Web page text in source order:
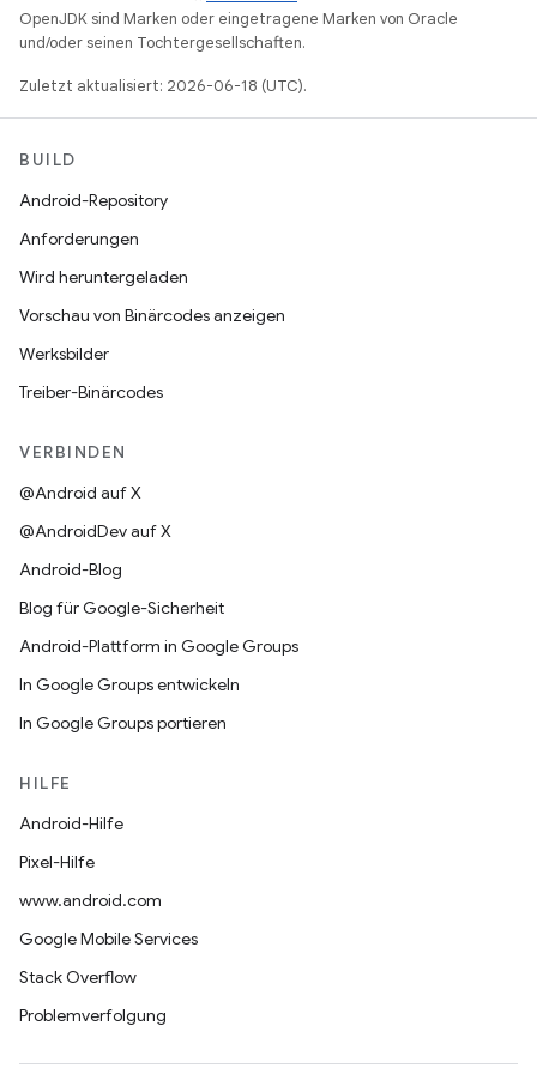
OpenJDK sind Marken oder eingetragene Marken von Oracle
und/oder seinen Tochtergesellschaften.
Zuletzt aktualisiert: 2026-06-18 (UTC).
BUILD
Android-Repository
Anforderungen
Wird heruntergeladen
Vorschau von Binärcodes anzeigen
Werksbilder
Treiber-Binärcodes
VERBINDEN
@Android auf X
@AndroidDev auf X
Android-Blog
Blog für Google-Sicherheit
Android-Plattform in Google Groups
In Google Groups entwickeln
In Google Groups portieren
HILFE
Android-Hilfe
Pixel-Hilfe
www.android.com
Google Mobile Services
Stack Overflow
Problemverfolgung